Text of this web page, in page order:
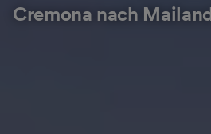
Cremona nach Mailand